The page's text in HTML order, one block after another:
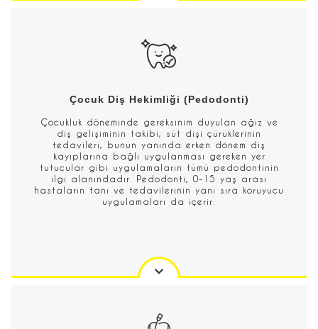
Çocuk Diş Hekimliği (Pedodonti)
Çocukluk döneminde gereksinim duyulan ağız ve
diş gelişiminin takibi, süt dişi çürüklerinin
tedavileri, bunun yanında erken dönem diş
kayıplarına bağlı uygulanması gereken yer
tutucular gibi uygulamaların tümü pedodontinin
ilgi alanındadır. Pedodonti, 0-15 yaş arası
hastaların tanı ve tedavilerinin yanı sıra koruyucu
uygulamaları da içerir.‌